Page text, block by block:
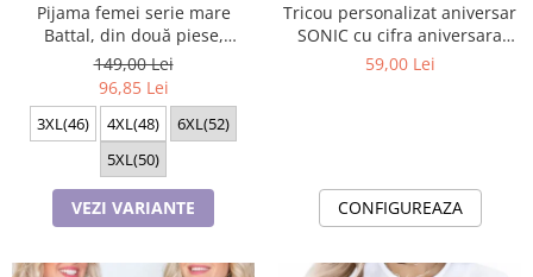
Pijama femei serie mare
Battal, din două piese,
bumbac , Lux PIJ300025
149,00 Lei
96,85 Lei
3XL(46) 4XL(48)
6XL(52)
5XL(50)
VEZI VARIANTE
Tricou personalizat aniversar
SONIC cu cifra aniversara
TAS101
59,00 Lei
CONFIGUREAZA